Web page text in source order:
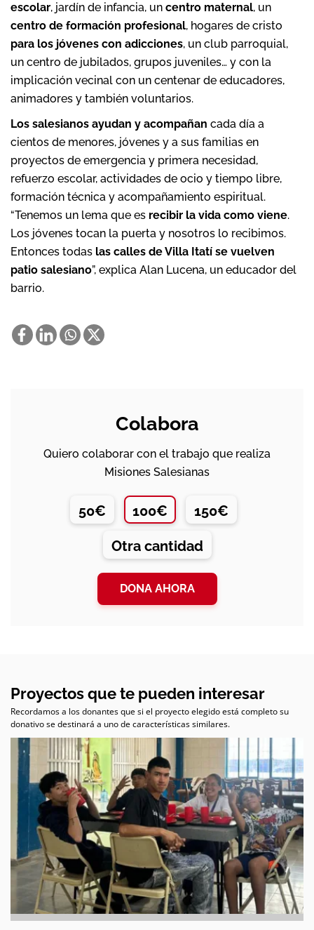
escolar, jardín de infancia, un centro maternal, un
centro de formación profesional, hogares de cristo
para los jóvenes con adicciones, un club parroquial,
un centro de jubilados, grupos juveniles… y con la
implicación vecinal con un centenar de educadores,
animadores y también voluntarios.
Los salesianos ayudan y acompañan cada día a
cientos de menores, jóvenes y a sus familias en
proyectos de emergencia y primera necesidad,
refuerzo escolar, actividades de ocio y tiempo libre,
formación técnica y acompañamiento espiritual.
“Tenemos un lema que es recibir la vida como viene.
Los jóvenes tocan la puerta y nosotros lo recibimos.
Entonces todas las calles de Villa Itatí se vuelven
patio salesiano”, explica Alan Lucena, un educador del
barrio.
Colabora
Quiero colaborar con el trabajo que realiza
Misiones Salesianas
50€ 100€ 150€
Otra cantidad
DONA AHORA
Proyectos que te pueden interesar
Recordamos a los donantes que si el proyecto elegido está completo su
donativo se destinará a uno de características similares.